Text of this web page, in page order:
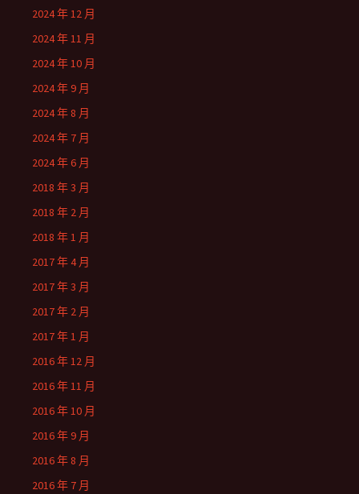
2024 年 12 月
2024 年 11 月
2024 年 10 月
2024 年 9 月
2024 年 8 月
2024 年 7 月
2024 年 6 月
2018 年 3 月
2018 年 2 月
2018 年 1 月
2017 年 4 月
2017 年 3 月
2017 年 2 月
2017 年 1 月
2016 年 12 月
2016 年 11 月
2016 年 10 月
2016 年 9 月
2016 年 8 月
2016 年 7 月